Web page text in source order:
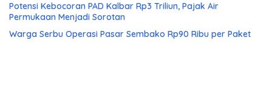
Potensi Kebocoran PAD Kalbar Rp3 Triliun, Pajak Air
Permukaan Menjadi Sorotan
Warga Serbu Operasi Pasar Sembako Rp90 Ribu per Paket